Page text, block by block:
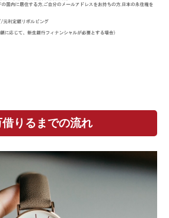
りるまでの流れ